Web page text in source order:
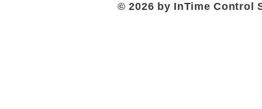
© 2026 by InTime Control